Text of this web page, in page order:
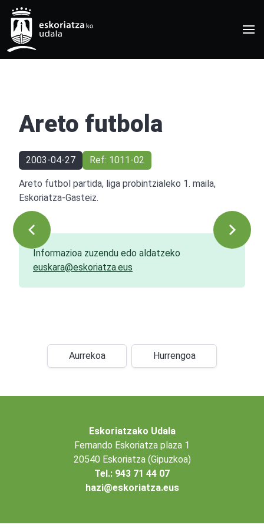
Areto futbola
2003-04-27 Ref: 1011-02
Areto futbol partida, liga probintzialeko 1. maila,
Eskoriatza-Gasteiz.
Informazioa zuzendu edo aldatzeko
euskara@eskoriatza.eus
Aurrekoa Hurrengoa
Eskoriatzako Udala
Fernando Eskoriatza plaza 1
20540 Eskoriatza (Gipuzkoa)
Tel.: 943 71 44 07
hazi@eskoriatza.eus